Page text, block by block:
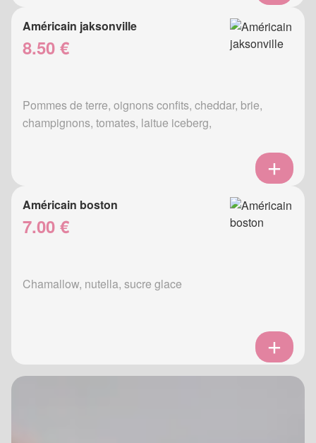
Américain jaksonville
8.50 €
Pommes de terre, oignons confits, cheddar, brie,
champignons, tomates, laitue iceberg,
Américain boston
7.00 €
Chamallow, nutella, sucre glace